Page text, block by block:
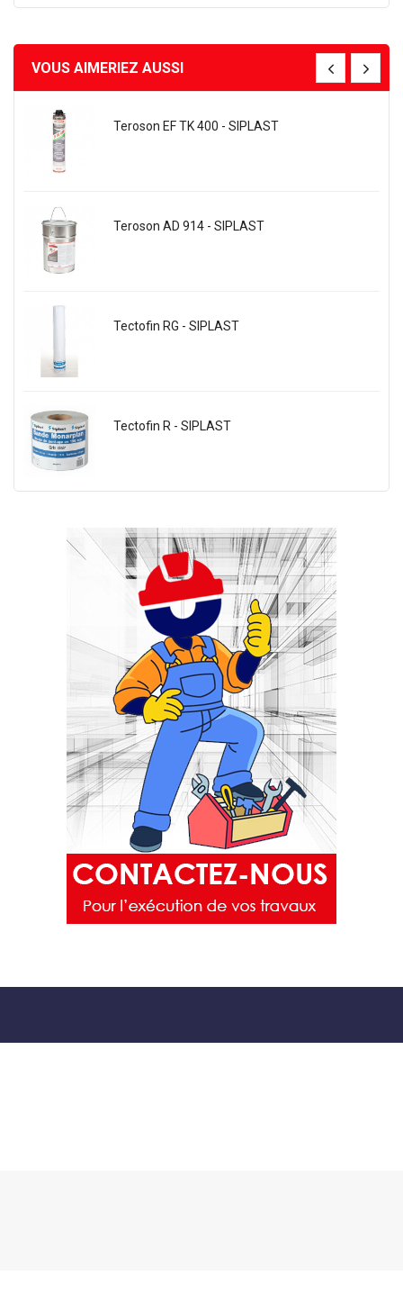
VOUS AIMERIEZ AUSSI
Teroson EF TK 400 - SIPLAST
Teroson AD 914 - SIPLAST
Tectofin RG - SIPLAST
Tectofin R - SIPLAST